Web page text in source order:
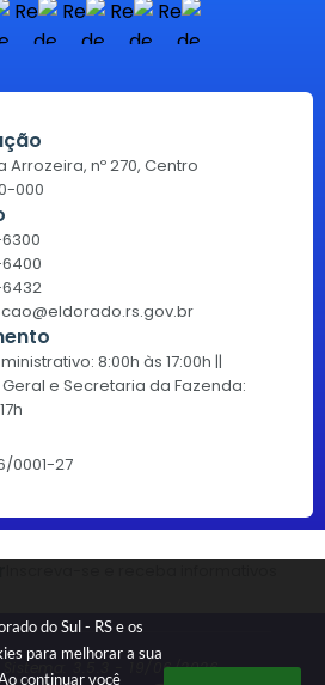
do Sul - RS e os
para melhorar a sua
continuar você
Arrozeira, nº 270, Centro
000
8:00h às 17:00h ||
e Secretaria da Fazenda:
0001-27
3.5.3 - 19/06/2026